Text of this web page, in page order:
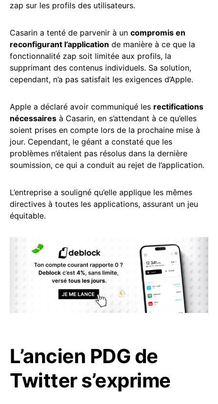
zap sur les profils des utilisateurs.
Casarin a tenté de parvenir à un compromis en
reconfigurant l’application de manière à ce que la
fonctionnalité zap soit limitée aux profils, la
supprimant des contenus individuels. Sa solution,
cependant, n’a pas satisfait les exigences d’Apple.
Apple a déclaré avoir communiqué les rectifications
nécessaires à Casarin, en s’attendant à ce qu’elles
soient prises en compte lors de la prochaine mise à
jour. Cependant, le géant a constaté que les
problèmes n’étaient pas résolus dans la dernière
soumission, ce qui a conduit au rejet de l’application.
L’entreprise a souligné qu’elle applique les mêmes
directives à toutes les applications, assurant un jeu
équitable.
L’ancien PDG de
Twitter s’exprime